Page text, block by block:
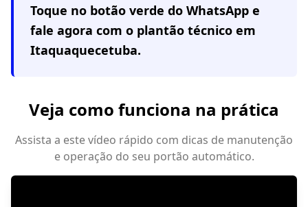
Toque no botão verde do WhatsApp e
fale agora com o plantão técnico em
Itaquaquecetuba.
Veja como funciona na prática
Assista a este vídeo rápido com dicas de manutenção
e operação do seu portão automático.